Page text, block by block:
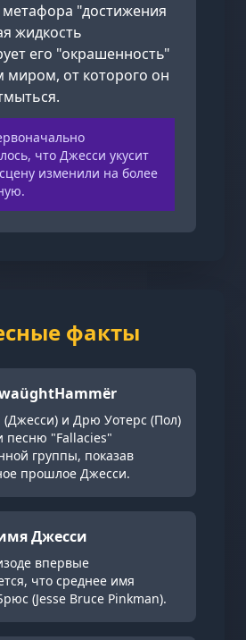
метафора "достижения
жидкость
его "окрашенность"
миром, от которого он
что Джесси укусит
изменили на более
факты
и Дрю Уотерс (Пол)
песню "Fallacies"
группы, показав
прошлое Джесси.
Джесси
впервые
что среднее имя
(Jesse Bruce Pinkman).